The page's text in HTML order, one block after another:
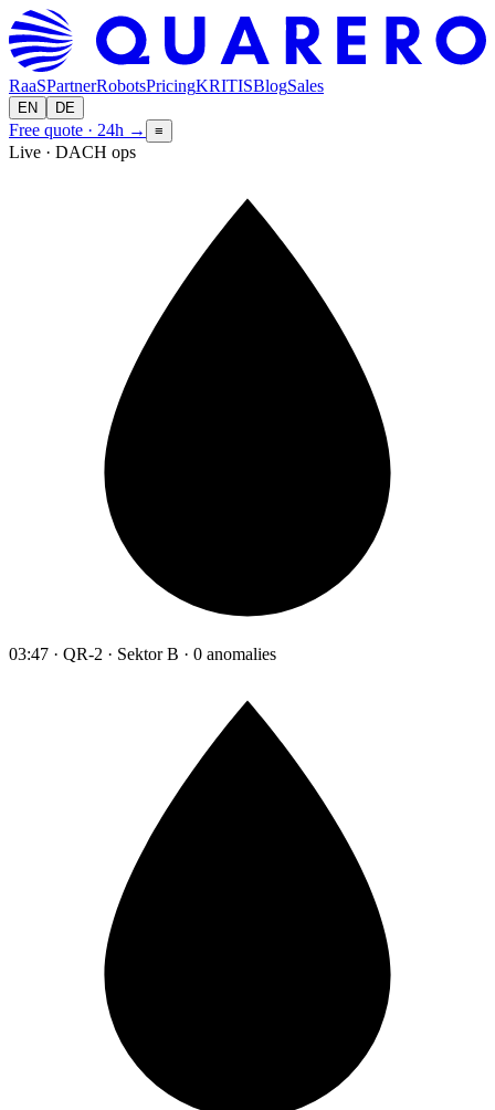
RaaSPartnerRobotsPricingKRITISBlogSales
EN DE
Free quote · 24h → ≡
Live · DACH ops
03:47 · QR-2 · Sektor B · 0 anomalies